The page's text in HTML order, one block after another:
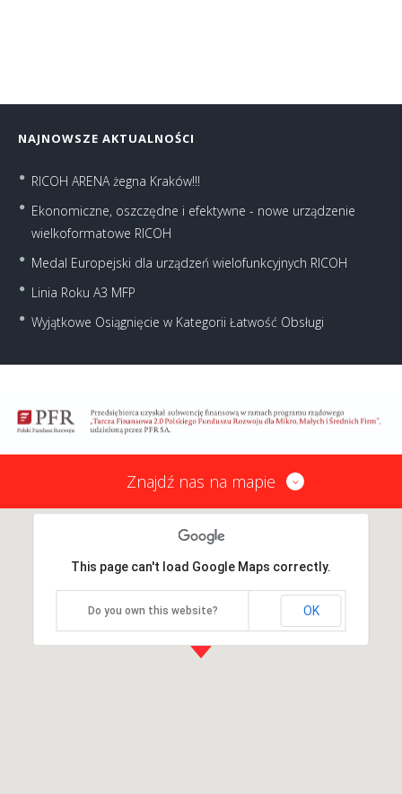
NAJNOWSZE AKTUALNOŚCI
RICOH ARENA żegna Kraków!!!
Ekonomiczne, oszczędne i efektywne - nowe urządzenie
wielkoformatowe RICOH
Medal Europejski dla urządzeń wielofunkcyjnych RICOH
Linia Roku A3 MFP
Wyjątkowe Osiągnięcie w Kategorii Łatwość Obsługi
Znajdź nas na mapie
This page can't load Google Maps correctly.
Do you own this website? OK